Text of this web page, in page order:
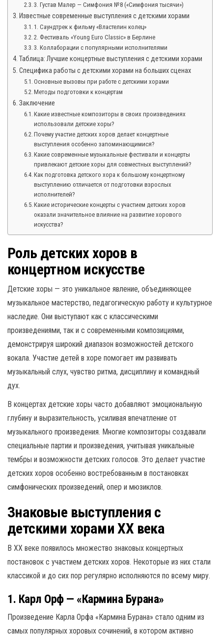
3. Густав Малер — Симфония №8 («Симфония тысячи»)
Известные современные выступления с детскими хорами
1. Саундтрек к фильму «Властелин колец»
2. Фестиваль «Young Euro Classic» в Берлине
3. Коллаборации с популярными исполнителями
Таблица: Лучшие концертные выступления с детскими хорами
Специфика работы с детскими хорами на больших сценах
Основные вызовы при работе с детскими хорами
Методы подготовки к концертам
Заключение
Какие известные композиторы в своих произведениях
использовали детские хоры?
Почему участие детских хоров делает концертные
выступления особенно запоминающимися?
Какие современные музыкальные фестивали и концерты
привлекают детские хоры для совместных выступлений?
Как подготовка детского хора к большому концертному
выступлению отличается от подготовки взрослых
исполнителей?
Какие исторические концерты с участием детских хоров
оказали значительное влияние на развитие хорового
искусства?
Роль детских хоров в
концертном искусстве
Детские хоры — это уникальное явление, объединяющее
музыкальное мастерство, педагогическую работу и культурное
наследие. Они выступают как с классическими
произведениями, так и с современными композициями,
демонстрируя широкий диапазон возможностей детского
вокала. Участие детей в хоре помогает им развивать
музыкальный слух, чувство ритма, дисциплину и командный
дух.
В концертах детские хоры часто добавляют эмоциональную
глубину и выразительность, усиливая впечатление от
музыкального произведения. Многие композиторы создавали
специальные партии и произведения, учитывая уникальные
тембры и возможности детских голосов. Это делает участие
детских хоров особенно востребованным в постановках
симфонических произведений, опер и мюзиклов.
Знаковые выступления с
детскими хорами XX века
В XX веке появилось множество знаковых концертных
постановок с участием детских хоров. Некоторые из них стали
классикой и до сих пор регулярно исполняются по всему миру.
1. Карл Орф — «Кармина Бурана»
Произведение Карла Орфа «Кармина Бурана» стало одним из
самых популярных хоровых сочинений, в котором активно